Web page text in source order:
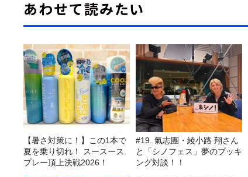
あわせて読みたい
【暑さ対策に！】この1本で
夏を乗り切れ！ スースース
プレー頂上決戦2026！
#19. 氣志團・綾小路 翔さん
と「シノフェス」夢のブッキ
ング対談！！